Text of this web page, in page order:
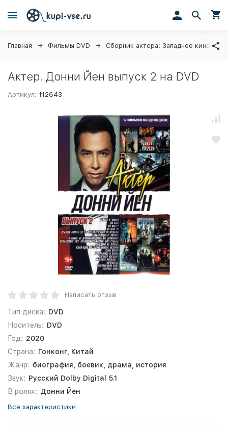
Главная Фильмы DVD Сборник актера: Западное кино
Актер. Донни Йен выпуск 2 на DVD
Артикул: f12643
Написать отзыв
Тип диска: DVD
Носитель: DVD
Год: 2020
Страна: Гонконг, Китай
Жанр: биография, боевик, драма, история
Звук: Русский Dolby Digital 5.1
В ролях: Донни Йен
Все характеристики